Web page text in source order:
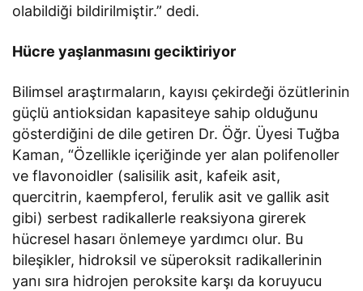
olabildiği bildirilmiştir.” dedi.
Hücre yaşlanmasını geciktiriyor
Bilimsel araştırmaların, kayısı çekirdeği özütlerinin
güçlü antioksidan kapasiteye sahip olduğunu
gösterdiğini de dile getiren Dr. Öğr. Üyesi Tuğba
Kaman, “Özellikle içeriğinde yer alan polifenoller
ve flavonoidler (salisilik asit, kafeik asit,
quercitrin, kaempferol, ferulik asit ve gallik asit
gibi) serbest radikallerle reaksiyona girerek
hücresel hasarı önlemeye yardımcı olur. Bu
bileşikler, hidroksil ve süperoksit radikallerinin
yanı sıra hidrojen peroksite karşı da koruyucu